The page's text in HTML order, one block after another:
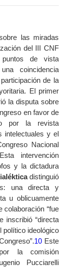
las miradas
del III CNF
de vista
coincidencia
de la
El primer
la disputa sobre
en favor de
por la revista
intelectuales y el
Nacional
intervención
y la dictadura
distinguió
una directa y
u oblicuamente
“fue
inscribió “directa
político ideológico
10Este
la comisión
Pucciarelli